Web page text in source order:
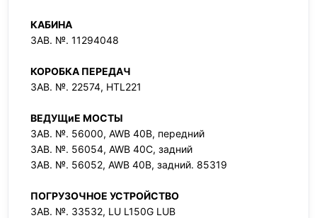
КАБИНА
ЗАВ. №. 11294048
КОРОБКА ПЕРЕДАЧ
ЗАВ. №. 22574, HTL221
ВЕДУЩиЕ МОСТЫ
ЗАВ. №. 56000, AWB 40B, передний
ЗАВ. №. 56054, AWB 40C, задний
ЗАВ. №. 56052, AWB 40B, задний. 85319
ПОГРУЗОЧНОЕ УСТРОЙСТВО
ЗАВ. №. 33532, LU L150G LUB